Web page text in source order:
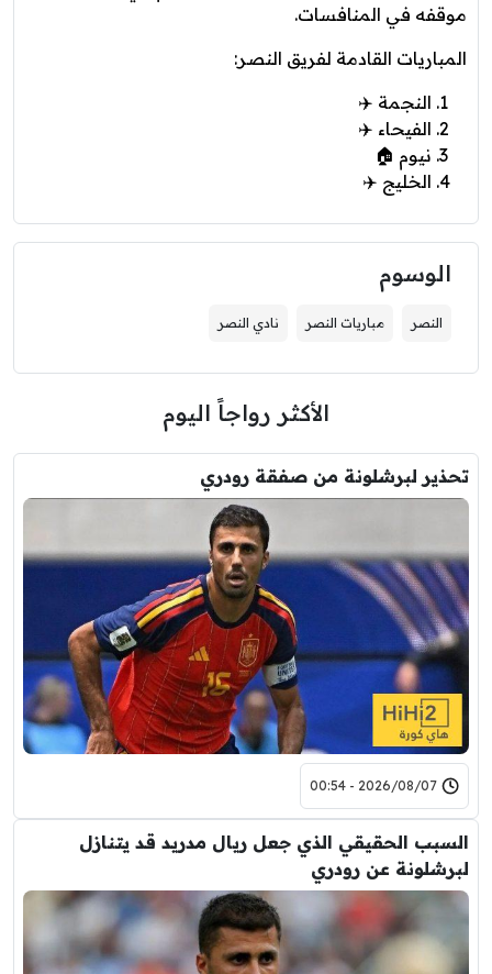
موقفه في المنافسات.
المباريات القادمة لفريق النصر:
النجمة ✈️
الفيحاء ✈️
نيوم 🏠
الخليج ✈️
الوسوم
النصر مباريات النصر نادي النصر
الأكثر رواجاً اليوم
تحذير لبرشلونة من صفقة رودري
2026/08/07 - 00:54
السبب الحقيقي الذي جعل ريال مدريد قد يتنازل
لبرشلونة عن رودري